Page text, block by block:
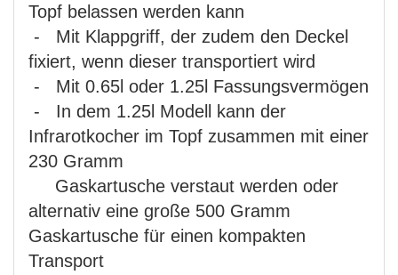
Topf belassen werden kann
- Mit Klappgriff, der zudem den Deckel
fixiert, wenn dieser transportiert wird
- Mit 0.65l oder 1.25l Fassungsvermögen
- In dem 1.25l Modell kann der
Infrarotkocher im Topf zusammen mit einer
230 Gramm
Gaskartusche verstaut werden oder
alternativ eine große 500 Gramm
Gaskartusche für einen kompakten
Transport